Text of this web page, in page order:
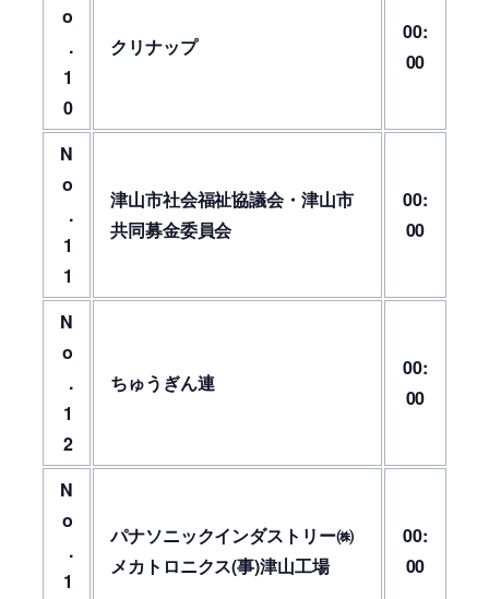
o
.
1
0
クリナップ
00:
00
N
o
.
1
1
津山市社会福祉協議会・津山市
共同募金委員会
00:
00
N
o
.
1
2
ちゅうぎん連
00:
00
N
o
.
1
パナソニックインダストリー㈱
メカトロニクス(事)津山工場
00:
00